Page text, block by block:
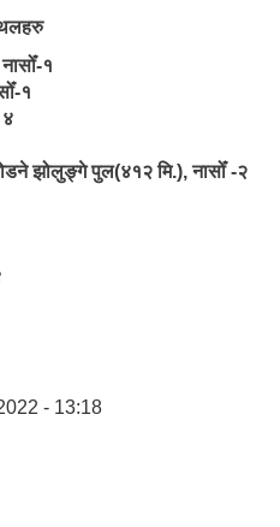
१
१
४
झोलुङ्गे पुल(४१२ मि.), नासोँ -२
- 13:18